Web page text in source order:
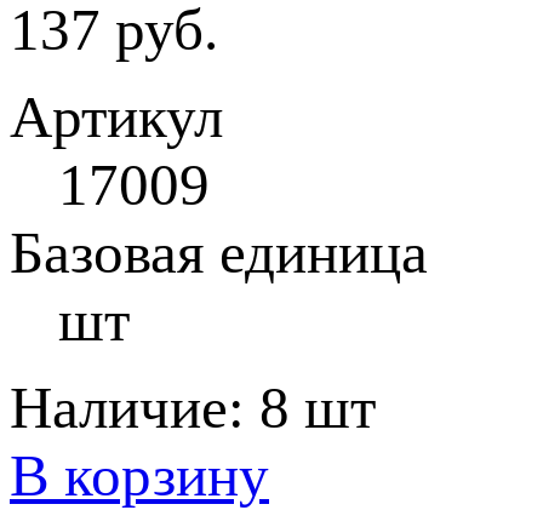
137 руб.
Артикул
17009
Базовая единица
шт
Наличие: 8 шт
В корзину